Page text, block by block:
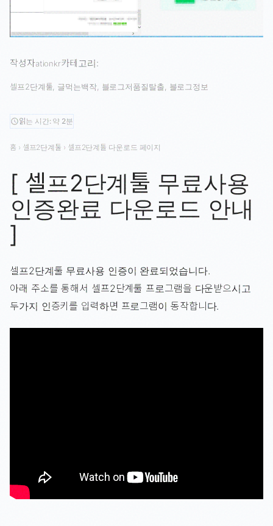
작성자ationkr카테고리:
셀프2단계툴 글먹는백작, 블로그저품질탈출 블로그정보
schedule읽는 시간: 약 2분
홈 › 셀프2단계툴 › 셀프2단계툴 다운로드 페이지
[ 셀프2단계툴 무료사용
인증완료 다운로드 안내
]
셀프2단계툴 무료사용 인증이 완료되었습니다.
아래 주소를 통해서 셀프2단계툴 프로그램을 다운받으시고
두가지 인증키를 입력하면 프로그램이 동작합니다.